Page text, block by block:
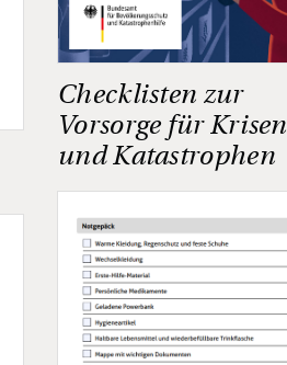
Checklisten zur
Vorsorge für Krisen
und Katastrophen